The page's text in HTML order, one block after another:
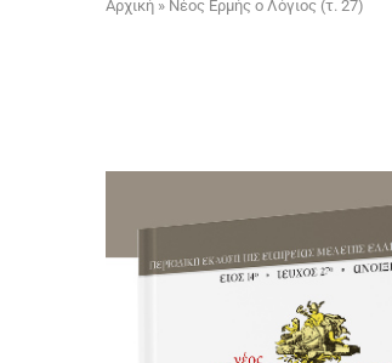
Αρχική » Νέος Ερμής ο Λόγιος (τ. 27)